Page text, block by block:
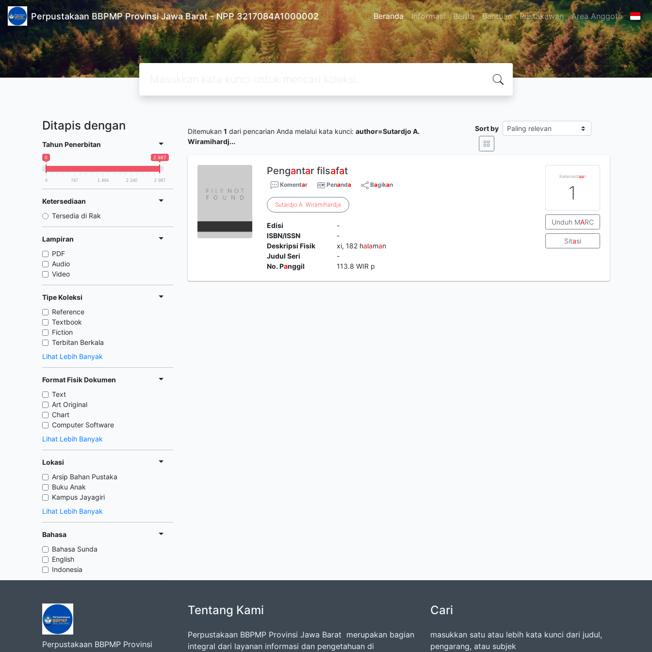
Perpustakaan BBPMP Provinsi Jawa Barat - NPP 3217084A1000002 Beranda Informasi Berita Bantuan Pustakawan Area Anggota
Ditapis dengan
Tahun Penerbitan
0 2 987
0 747 1 494 2 240 2 987
Ketersediaan
Tersedia di Rak
Lampiran
PDF
Audio
Video
Tipe Koleksi
Reference
Textbook
Fiction
Terbitan Berkala
Lihat Lebih Banyak
Format Fisik Dokumen
Text
Art Original
Chart
Computer Software
Lihat Lebih Banyak
Lokasi
Arsip Bahan Pustaka
Buku Anak
Kampus Jayagiri
Lihat Lebih Banyak
Bahasa
Bahasa Sunda
English
Indonesia
Ditemukan 1 dari pencarian Anda melalui kata kunci: author=Sutardjo A.
Wiramihardj...
Sort by
Pengantar filsafat
Komentar Penanda Bagikan
Sutardjo A.Wiramihardja
Edisi
-
ISBN/ISSN
-
Deskripsi Fisik
xi, 182 halaman
Judul Seri
-
No. Panggil 113.8 WIR p
Ketersediaan
1
Unduh MARC
Sitasi
Perpustakaan BBPMP Provinsi
Tentang Kami
Perpustakaan BBPMP Provinsi Jawa Barat merupakan bagian
integral dari layanan informasi dan pengetahuan di
Cari
masukkan satu atau lebih kata kunci dari judul,
pengarang, atau subjek